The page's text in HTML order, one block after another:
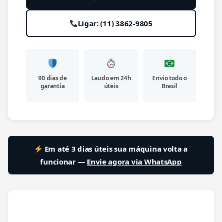
Ligar: (11) 3862-9805
90 dias de
garantia
Laudo em 24h
úteis
Envio todo o
Brasil
Em até 3 dias úteis sua máquina volta a
funcionar — Envie agora via WhatsApp